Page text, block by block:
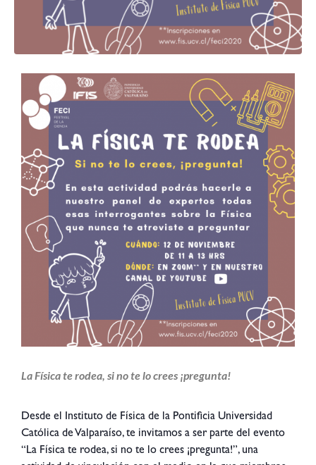
La Física te rodea, si no te lo crees ¡pregunta!
Desde el Instituto de Física de la Pontificia Universidad
Católica de Valparaíso, te invitamos a ser parte del evento
“La Física te rodea, si no te lo crees ¡pregunta!”, una